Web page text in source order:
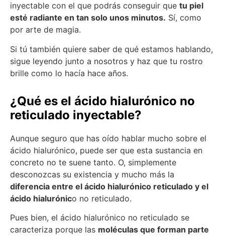
inyectable con el que podrás conseguir que tu piel
esté radiante en tan solo unos minutos. Sí, como
por arte de magia.
Si tú también quiere saber de qué estamos hablando,
sigue leyendo junto a nosotros y haz que tu rostro
brille como lo hacía hace años.
¿Qué es el ácido hialurónico no
reticulado inyectable?
Aunque seguro que has oído hablar mucho sobre el
ácido hialurónico, puede ser que esta sustancia en
concreto no te suene tanto. O, simplemente
desconozcas su existencia y mucho más la
diferencia entre el ácido hialurónico reticulado y el
ácido hialurónico no reticulado.
Pues bien, el ácido hialurónico no reticulado se
caracteriza porque las moléculas que forman parte